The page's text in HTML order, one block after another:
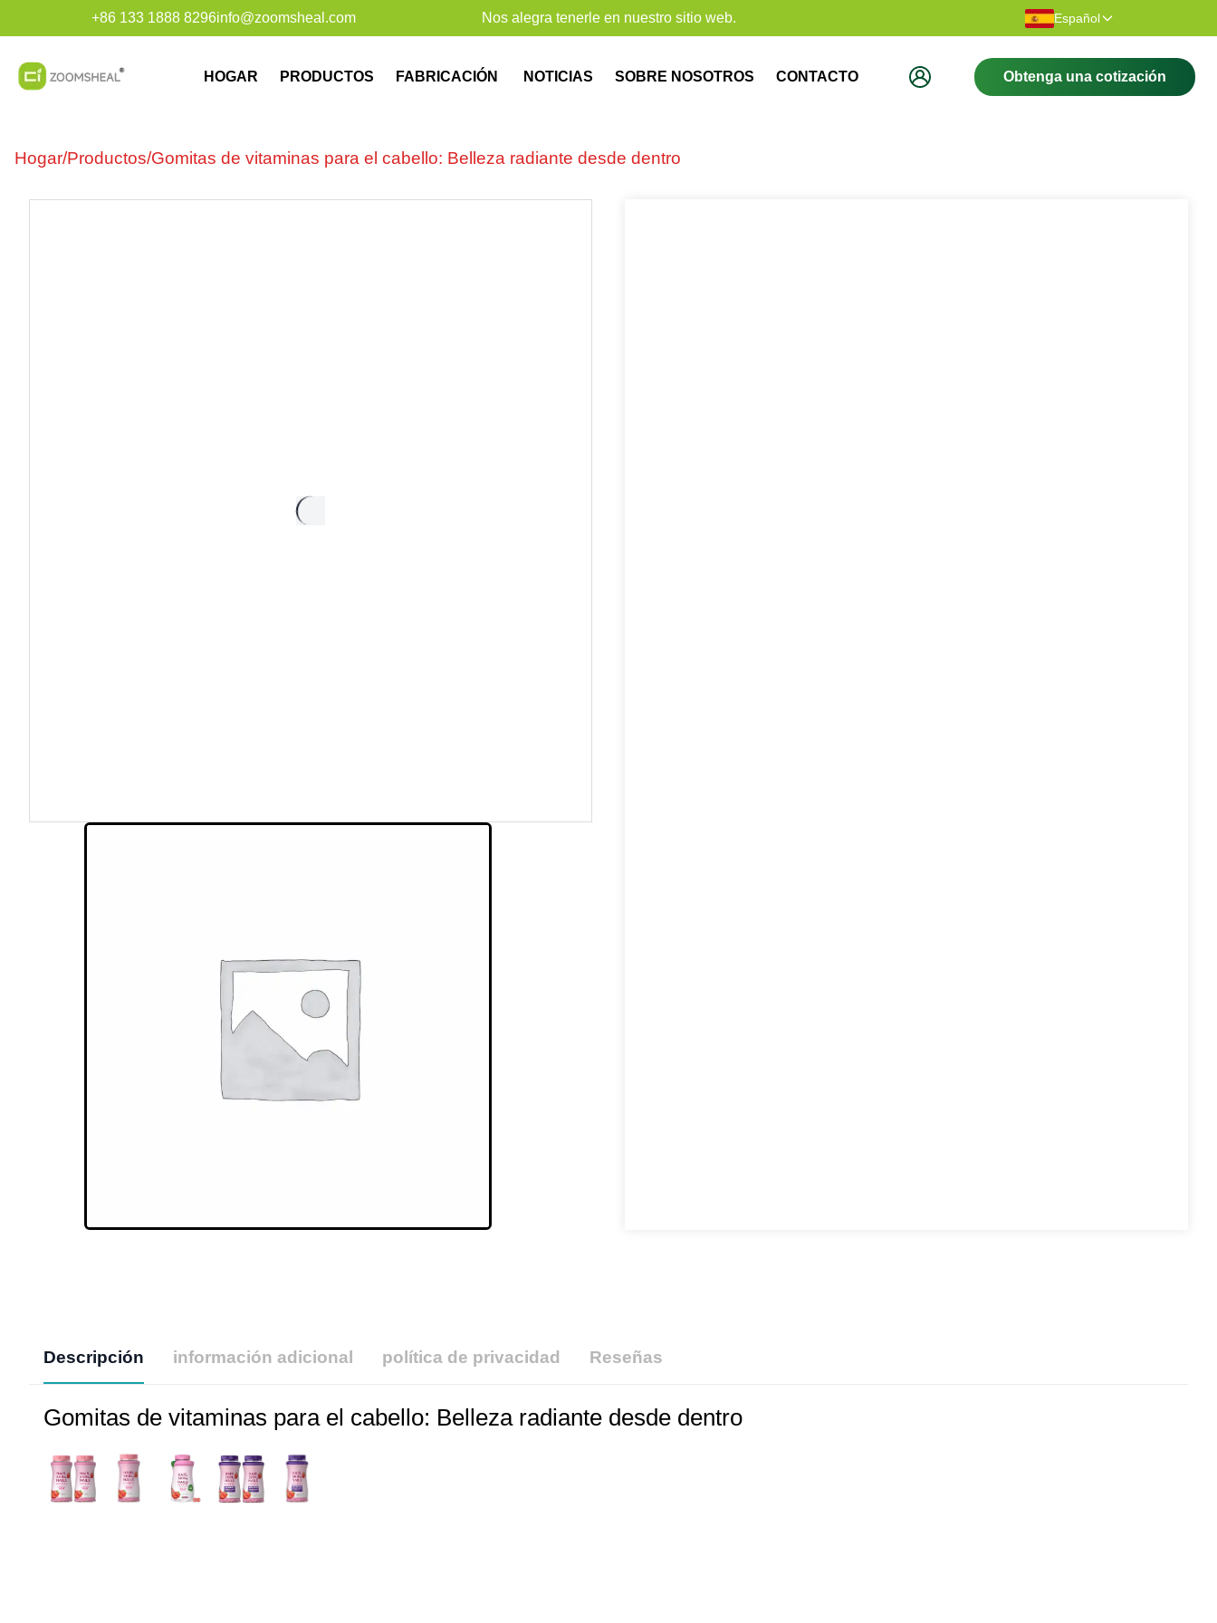
+86 133 1888 8296info@zoomsheal.com Nos alegra tenerle en nuestro sitio web. Gracias por visitar nuestro sitio web. Español
HOGAR PRODUCTOS FABRICACIÓN NOTICIAS SOBRE NOSOTROS CONTACTO Obtenga una cotización
Hogar/Productos/Gomitas de vitaminas para el cabello: Belleza radiante desde dentro
Descripción información adicional política de privacidad Reseñas
Gomitas de vitaminas para el cabello: Belleza radiante desde dentro